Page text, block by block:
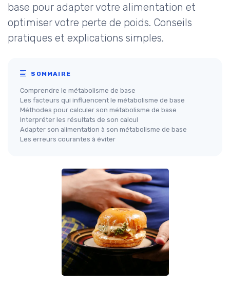
base pour adapter votre alimentation et
optimiser votre perte de poids. Conseils
pratiques et explications simples.
SOMMAIRE
Comprendre le métabolisme de base
Les facteurs qui influencent le métabolisme de base
Méthodes pour calculer son métabolisme de base
Interpréter les résultats de son calcul
Adapter son alimentation à son métabolisme de base
Les erreurs courantes à éviter